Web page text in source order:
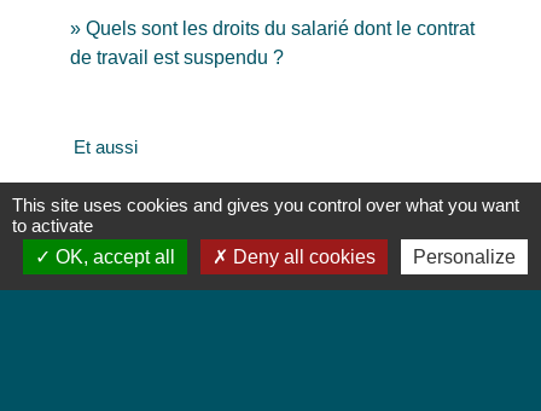
Quels sont les droits du salarié dont le contrat
de travail est suspendu ?
Et aussi
Arrêt maladie : démarches à effectuer pour le
salarié
Travail - Formation
This site uses cookies and gives you control over what you want
to activate
OK, accept all
Deny all cookies Personalize